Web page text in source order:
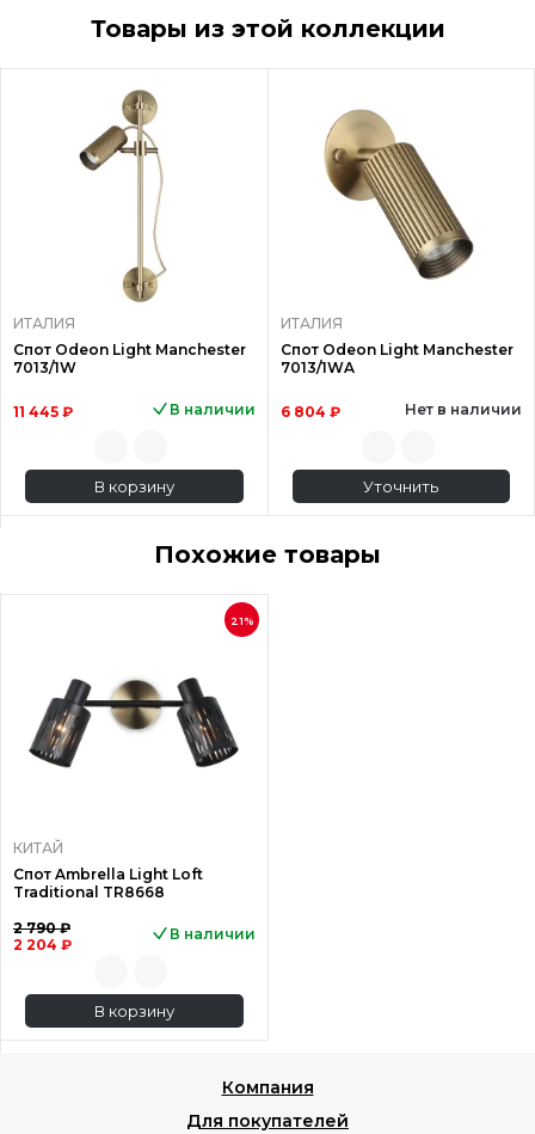
Товары из этой коллекции
ИТАЛИЯ
Спот Odeon Light Manchester
7013/1W
11 445 ₽ В наличии
В корзину
ИТАЛИЯ
Спот Odeon Light Manchester
7013/1WA
6 804 ₽ Нет в наличии
Уточнить
Похожие товары
21%
КИТАЙ
Спот Ambrella Light Loft
Traditional TR8668
2 790 ₽
2 204 ₽
В наличии
В корзину
Компания
Для покупателей